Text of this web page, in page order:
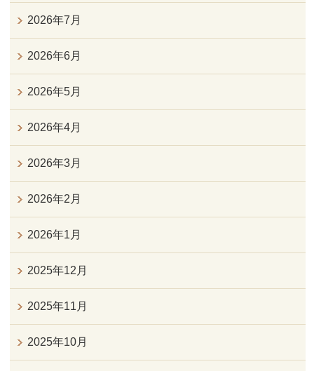
2026年7月
2026年6月
2026年5月
2026年4月
2026年3月
2026年2月
2026年1月
2025年12月
2025年11月
2025年10月